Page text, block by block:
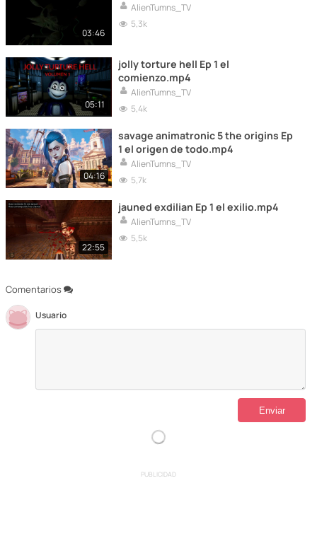
Comentarios
Usuario
03:46
AlienTumns_TV
5,3k
05:11
jolly torture hell Ep 1 el
comienzo.mp4
AlienTumns_TV
5,4k
04:16
savage animatronic 5 the origins Ep
1 el origen de todo.mp4
AlienTumns_TV
5,7k
22:55
jauned exdilian Ep 1 el exilio.mp4
AlienTumns_TV
5,5k
PUBLICIDAD